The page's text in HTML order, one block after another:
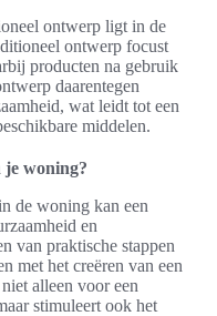
ontwerp ligt in de
ontwerp focust
producten na gebruik
daarentegen
wat leidt tot een
middelen.
je woning?
de woning kan een
en
van praktische stappen
met het creëren van een
alleen voor een
stimuleert ook het